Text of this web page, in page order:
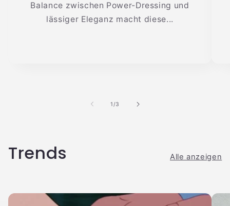
Balance zwischen Power-Dressing und
lässiger Eleganz macht diese...
1/von
3
Trends Alle anzeigen